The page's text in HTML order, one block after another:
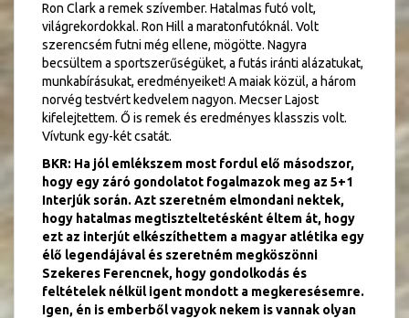
Ron Clark a remek szívember. Hatalmas futó volt,
világrekordokkal. Ron Hill a maratonfutóknál. Volt
szerencsém futni még ellene, mögötte. Nagyra
becsültem a sportszerűségüket, a futás iránti alázatukat,
munkabírásukat, eredményeiket! A maiak közül, a három
norvég testvért kedvelem nagyon. Mecser Lajost
kifelejtettem. Ő is remek és eredményes klasszis volt.
Vívtunk egy-két csatát.
BKR: Ha jól emlékszem most fordul elő másodszor,
hogy egy záró gondolatot fogalmazok meg az 5+1
Interjúk során. Azt szeretném elmondani nektek,
hogy hatalmas megtiszteltetésként éltem át, hogy
ezt az interjút elkészíthettem a magyar atlétika egy
élő legendájával és szeretném megköszönni
Szekeres Ferencnek, hogy gondolkodás és
feltételek nélkül igent mondott a megkeresésemre.
Igen, én is emberből vagyok nekem is vannak olyan